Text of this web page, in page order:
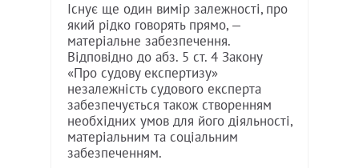
Існує ще один вимір залежності, про
який рідко говорять прямо, —
матеріальне забезпечення.
Відповідно до абз. 5 ст. 4 Закону
«Про судову експертизу»
незалежність судового експерта
забезпечується також створенням
необхідних умов для його діяльності,
матеріальним та соціальним
забезпеченням.